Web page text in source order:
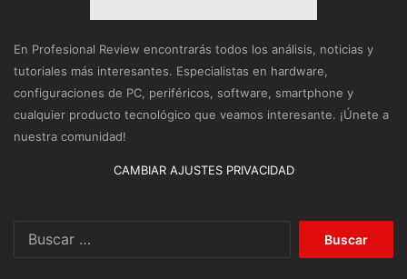
En Profesional Review encontrarás todos los análisis, noticias y
tutoriales más interesantes. Especialistas en hardware,
configuraciones de PC, periféricos, software, smartphone y
cualquier producto tecnológico que veamos interesante. ¡Únete a
nuestra comunidad!
CAMBIAR AJUSTES PRIVACIDAD